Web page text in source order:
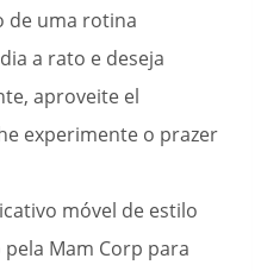
de uma rotina
a rato e deseja
aproveite el
experimente o prazer
móvel de estilo
Mam Corp para